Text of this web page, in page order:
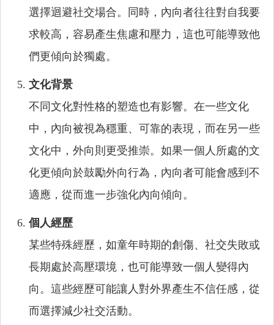
選擇迴避社交場合。同時，內向者往往對自我要
求較高，容易產生焦慮和壓力，這也可能導致他
們更傾向於獨處。
文化背景
不同文化對性格的塑造也有影響。在一些文化
中，內向被視為穩重、可靠的表現，而在另一些
文化中，外向則更受推崇。如果一個人所處的文
化更傾向於鼓勵外向行為，內向者可能會感到不
適應，從而進一步強化內向傾向。
個人經歷
某些特殊經歷，如童年時期的創傷、社交失敗或
長期處於高壓環境，也可能導致一個人變得內
向。這些經歷可能讓人對外界產生不信任感，從
而選擇減少社交活動。